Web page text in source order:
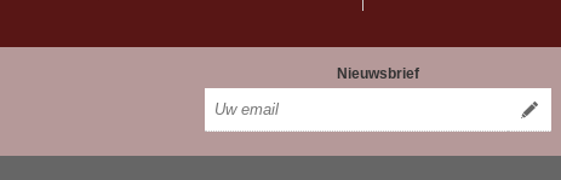
Nieuwsbrief